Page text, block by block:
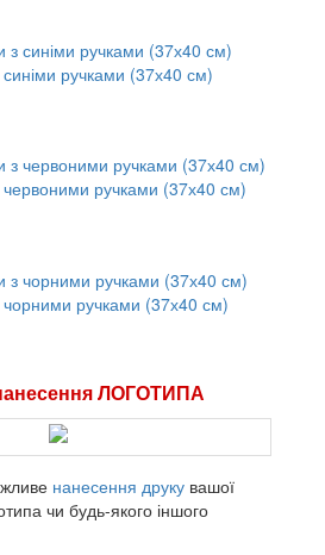
ручками (37х40 см)
червоними ручками (37х40 см)
чорними ручками (37х40 см)
ЛОГОТИПА
нанесення друку вашої
чи будь-якого іншого